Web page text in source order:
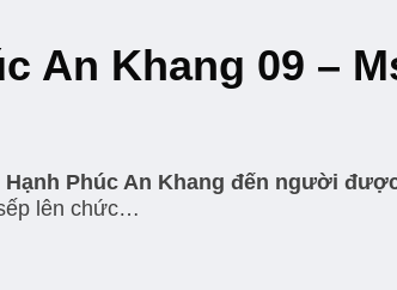
An Khang 09 –
Phúc An Khang đến người
lên chức…